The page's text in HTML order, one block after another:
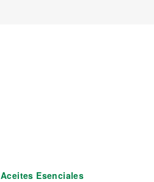
Aceites Esenciales